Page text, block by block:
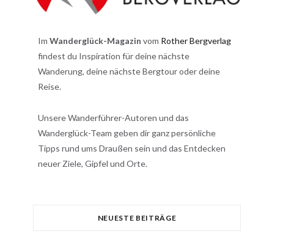
Im Wanderglück-Magazin vom Rother Bergverlag
findest du Inspiration für deine nächste
Wanderung, deine nächste Bergtour oder deine
Reise.
Unsere Wanderführer-Autoren und das
Wanderglück-Team geben dir ganz persönliche
Tipps rund ums Draußen sein und das Entdecken
neuer Ziele, Gipfel und Orte.
NEUESTE BEITRÄGE